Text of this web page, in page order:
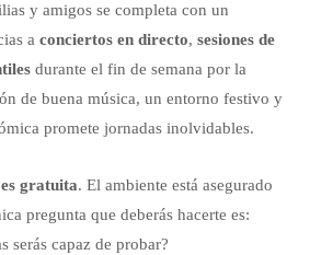
y amigos se completa con un
aconciertos en directo,sesiones de
durante el fin de semana por la
de buena música, un entorno festivo y
promete jornadas inolvidables.
gratuita. El ambiente está asegurado
pregunta que deberás hacerte es:
serás capaz de probar?